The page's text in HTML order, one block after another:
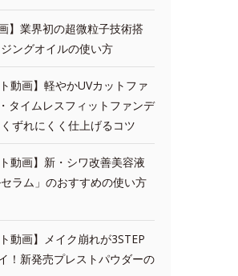
】業界初の超微粒子技術搭
ングオイルの使い方
動画】軽やかUVカットファ
タイムレスフィットファンデ
ずれにくく仕上げるコツ
動画】新・シワ改善美容液
セラム」のおすすめの使い方
動画】メイク崩れが3STEP
！新発売プレストパウダーの